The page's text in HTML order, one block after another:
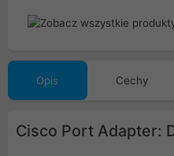
Opis Cechy
Cisco Port Adapter: